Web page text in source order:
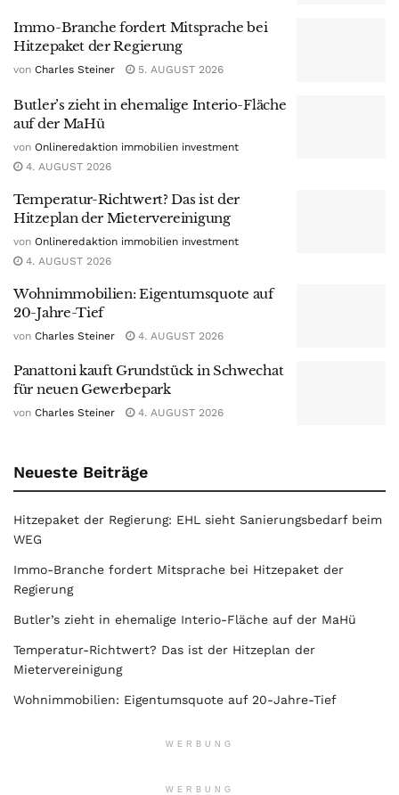
Immo-Branche fordert Mitsprache bei
Hitzepaket der Regierung
von Charles Steiner 5. AUGUST 2026
Butler’s zieht in ehemalige Interio-Fläche
auf der MaHü
von Onlineredaktion immobilien investment
4. AUGUST 2026
Temperatur-Richtwert? Das ist der
Hitzeplan der Mietervereinigung
von Onlineredaktion immobilien investment
4. AUGUST 2026
Wohnimmobilien: Eigentumsquote auf
20-Jahre-Tief
von Charles Steiner 4. AUGUST 2026
Panattoni kauft Grundstück in Schwechat
für neuen Gewerbepark
von Charles Steiner 4. AUGUST 2026
Neueste Beiträge
Hitzepaket der Regierung: EHL sieht Sanierungsbedarf beim
WEG
Immo-Branche fordert Mitsprache bei Hitzepaket der
Regierung
Butler’s zieht in ehemalige Interio-Fläche auf der MaHü
Temperatur-Richtwert? Das ist der Hitzeplan der
Mietervereinigung
Wohnimmobilien: Eigentumsquote auf 20-Jahre-Tief
WERBUNG
WERBUNG